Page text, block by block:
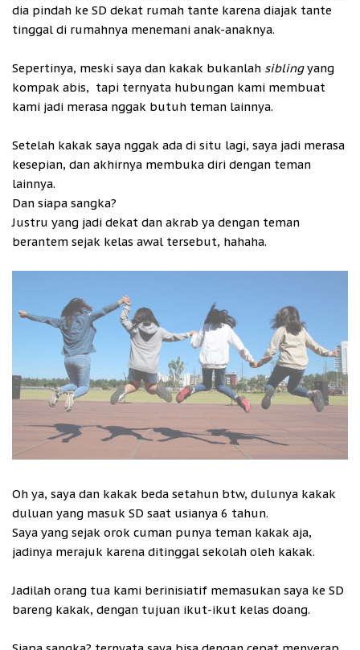
dia pindah ke SD dekat rumah tante karena diajak tante
tinggal di rumahnya menemani anak-anaknya.
Sepertinya, meski saya dan kakak bukanlah siblingyang
kompak abis, tapi ternyata hubungan kami membuat
kami jadi merasa nggak butuh teman lainnya.
Setelah kakak saya nggak ada di situ lagi, saya jadi merasa
kesepian, dan akhirnya membuka diri dengan teman
lainnya.
Dan siapa sangka?
Justru yang jadi dekat dan akrab ya dengan teman
berantem sejak kelas awal tersebut, hahaha.
Oh ya, saya dan kakak beda setahun btw, dulunya kakak
duluan yang masuk SD saat usianya 6 tahun.
Saya yang sejak orok cuman punya teman kakak aja,
jadinya merajuk karena ditinggal sekolah oleh kakak.
Jadilah orang tua kami berinisiatif memasukan saya ke SD
bareng kakak, dengan tujuan ikut-ikut kelas doang.